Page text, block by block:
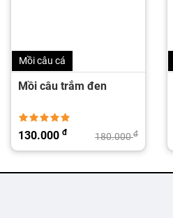
Mồi câu cá
Mồi câu trắm đen
180.000đ
130.000 đ